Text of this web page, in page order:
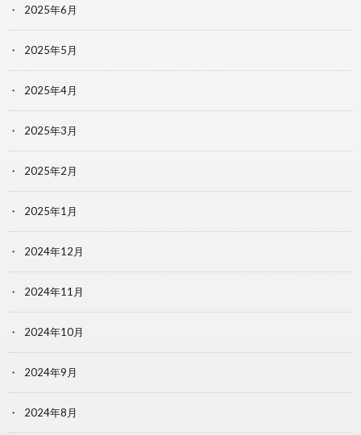
2025年6月
2025年5月
2025年4月
2025年3月
2025年2月
2025年1月
2024年12月
2024年11月
2024年10月
2024年9月
2024年8月